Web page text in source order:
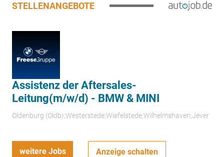
STELLENANGEBOTE
Assistenz der Aftersales-
Leitung(m/w/d) - BMW & MINI
Oldenburg (Oldb);Westerstede;Wiefelstede;Wilhelmshaven;Jever
weitere Jobs Anzeige schalten